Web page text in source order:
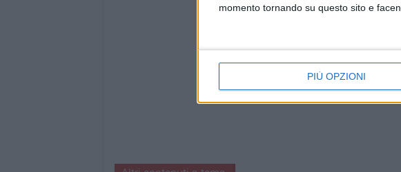
momento tornando su questo sito e
PIÙ OPZIONI